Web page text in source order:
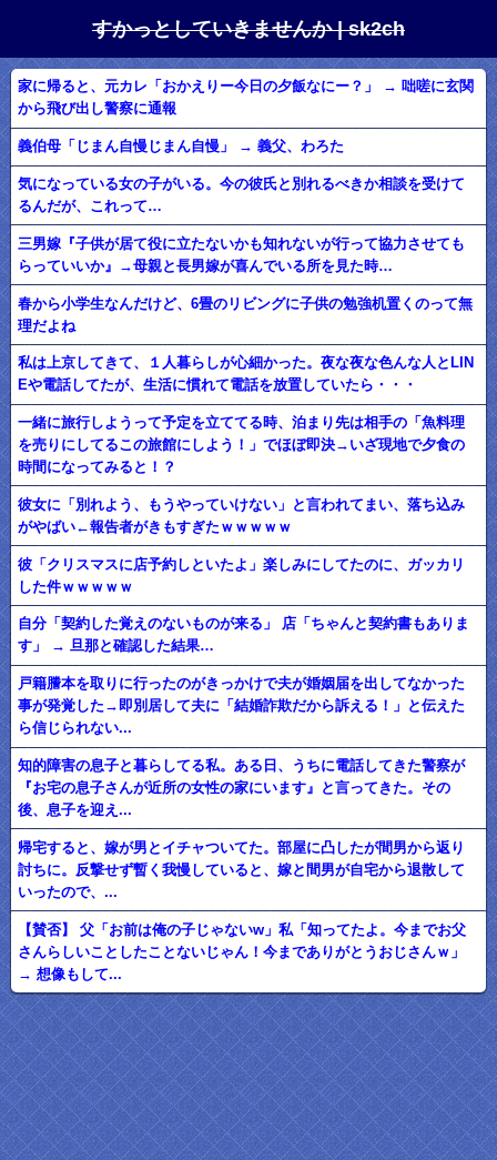
すかっとしていきませんか | sk2ch
家に帰ると、元カレ「おかえりー今日の夕飯なにー？」 → 咄嗟に玄関
から飛び出し警察に通報
義伯母「じまん自慢じまん自慢」 → 義父、わろた
気になっている女の子がいる。今の彼氏と別れるべきか相談を受けて
るんだが、これって…
三男嫁『子供が居て役に立たないかも知れないが行って協力させても
らっていいか』→母親と長男嫁が喜んでいる所を見た時…
春から小学生なんだけど、6畳のリビングに子供の勉強机置くのって無
理だよね
私は上京してきて、１人暮らしが心細かった。夜な夜な色んな人とLIN
Eや電話してたが、生活に慣れて電話を放置していたら・・・
一緒に旅行しようって予定を立ててる時、泊まり先は相手の「魚料理
を売りにしてるこの旅館にしよう！」でほぼ即決→いざ現地で夕食の
時間になってみると！？
彼女に「別れよう、もうやっていけない」と言われてまい、落ち込み
がやばい←報告者がきもすぎたｗｗｗｗｗ
彼「クリスマスに店予約しといたよ」楽しみにしてたのに、ガッカリ
した件ｗｗｗｗｗ
自分「契約した覚えのないものが来る」 店「ちゃんと契約書もありま
す」 → 旦那と確認した結果…
戸籍謄本を取りに行ったのがきっかけで夫が婚姻届を出してなかった
事が発覚した→即別居して夫に「結婚詐欺だから訴える！」と伝えた
ら信じられない...
知的障害の息子と暮らしてる私。ある日、うちに電話してきた警察が
『お宅の息子さんが近所の女性の家にいます』と言ってきた。その
後、息子を迎え...
帰宅すると、嫁が男とイチャついてた。部屋に凸したが間男から返り
討ちに。反撃せず暫く我慢していると、嫁と間男が自宅から退散して
いったので、...
【賛否】 父「お前は俺の子じゃないw」私「知ってたよ。今までお父
さんらしいことしたことないじゃん！今までありがとうおじさんｗ」
→ 想像もして...